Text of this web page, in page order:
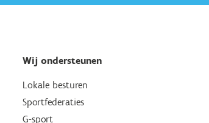
Wij ondersteunen
Lokale besturen
Sportfederaties
G-sport